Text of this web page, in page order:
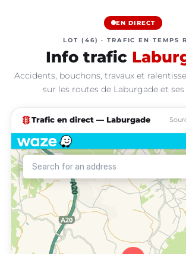
EN DIRECT
LOT (46) · TRAFIC EN TEMPS
Info trafic
Accidents, bouchons, travaux et
sur les routes de Laburgade et ses
traffic Trafic en direct — Laburgade